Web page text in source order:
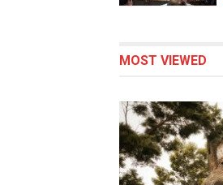
MOST VIEWED